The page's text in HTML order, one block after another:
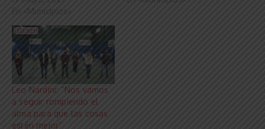
En «Municipios»
Leo Nardini: “Nos vamos
a seguir rompiendo el
alma para que las cosas
estén mejor”